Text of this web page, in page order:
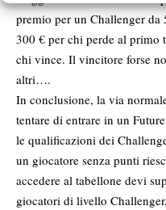
premio per un Challenger da
300 € per chi perde al primo
chi vince. Il vincitore forse
altri….
In conclusione, la via
tentare di entrare in un
le qualificazioni dei
un giocatore senza punti
accedere al tabellone devi
giocatori di livello